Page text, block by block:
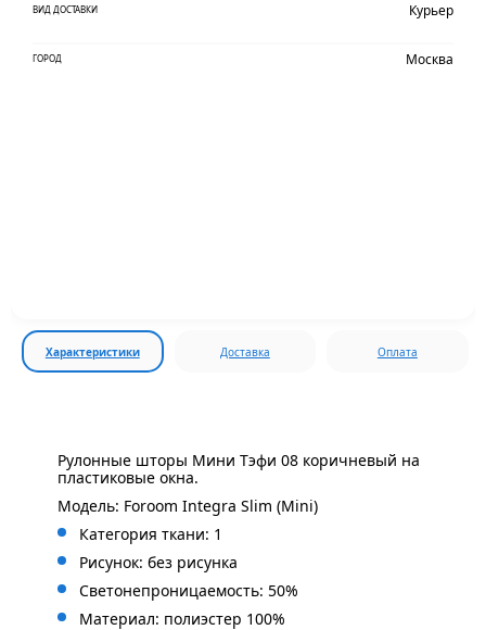
ВИД ДОСТАВКИ Курьер
ГОРОД Москва
Характеристики Доставка Оплата
Рулонные шторы Мини Тэфи 08 коричневый на
пластиковые окна.
Модель: Foroom Integra Slim (Mini)
Категория ткани: 1
Рисунок: без рисунка
Светонепроницаемость: 50%
Материал: полиэстер 100%